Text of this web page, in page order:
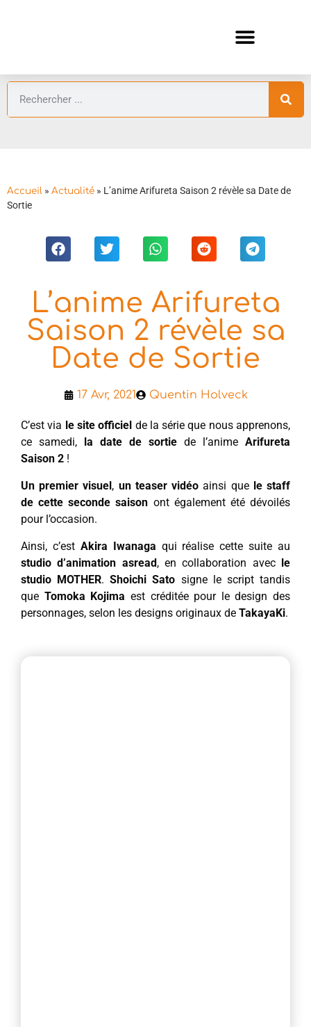
Accueil » Actualité » L’anime Arifureta Saison 2 révèle sa Date de
Sortie
L’anime Arifureta
Saison 2 révèle sa
Date de Sortie
17 Avr, 2021 Quentin Holveck
C’est via le site officiel de la série que nous apprenons,
ce samedi, la date de sortie de l’anime Arifureta
Saison 2 !
Un premier visuel, un teaser vidéo ainsi que le staff
de cette seconde saison ont également été dévoilés
pour l’occasion.
Ainsi, c’est Akira Iwanaga qui réalise cette suite au
studio d’animation asread, en collaboration avec le
studio MOTHER.Shoichi Sato signe le script tandis
que Tomoka Kojima est créditée pour le design des
personnages, selon les designs originaux de TakayaKi.